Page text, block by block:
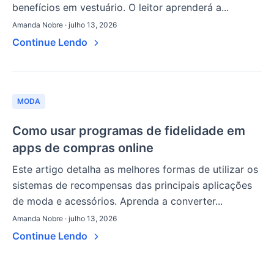
benefícios em vestuário. O leitor aprenderá a...
Amanda Nobre · julho 13, 2026
Continue Lendo
MODA
Como usar programas de fidelidade em
apps de compras online
Este artigo detalha as melhores formas de utilizar os
sistemas de recompensas das principais aplicações
de moda e acessórios. Aprenda a converter...
Amanda Nobre · julho 13, 2026
Continue Lendo